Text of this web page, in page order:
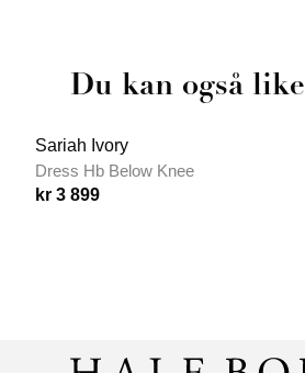
Du kan også like
Sariah Ivory
Dress Hb Below Knee
kr 3 899